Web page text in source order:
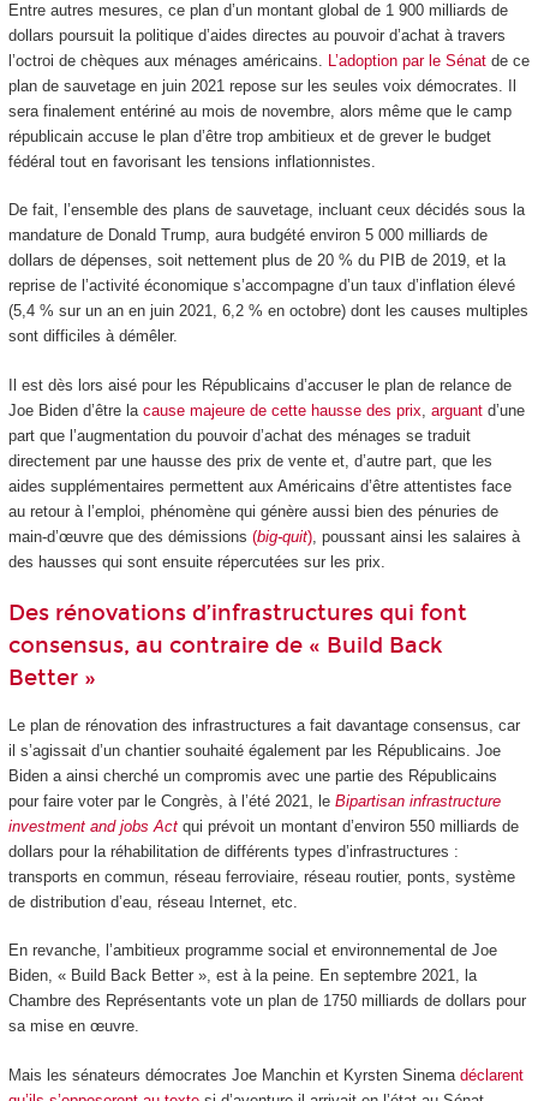
Entre autres mesures, ce plan d’un montant global de 1 900 milliards de
dollars poursuit la politique d’aides directes au pouvoir d’achat à travers
l’octroi de chèques aux ménages américains.
L’adoption par le Sénatde ce
plan de sauvetage en juin 2021 repose sur les seules voix démocrates. Il
sera finalement entériné au mois de novembre, alors même que le camp
républicain accuse le plan d’être trop ambitieux et de grever le budget
fédéral tout en favorisant les tensions inflationnistes.
De fait, l’ensemble des plans de sauvetage, incluant ceux décidés sous la
mandature de Donald Trump, aura budgété environ 5 000 milliards de
dollars de dépenses, soit nettement plus de 20 % du PIB de 2019, et la
reprise de l’activité économique s’accompagne d’un taux d’inflation élevé
(5,4 % sur un an en juin 2021, 6,2 % en octobre) dont les causes multiples
sont difficiles à démêler.
Il est dès lors aisé pour les Républicains d’accuser le plan de relance de
Joe Biden d’être la cause majeure de cette hausse des prix arguantd’une
part que l’augmentation du pouvoir d’achat des ménages se traduit
directement par une hausse des prix de vente et, d’autre part, que les
aides supplémentaires permettent aux Américains d’être attentistes face
au retour à l’emploi, phénomène qui génère aussi bien des pénuries de
main-d’œuvre que des démissions (big-quit), poussant ainsi les salaires à
des hausses qui sont ensuite répercutées sur les prix.
Des rénovations d’infrastructures qui font
consensus, au contraire de « Build Back
Better »
Le plan de rénovation des infrastructures a fait davantage consensus, car
il s’agissait d’un chantier souhaité également par les Républicains. Joe
Biden a ainsi cherché un compromis avec une partie des Républicains
pour faire voter par le Congrès, à l’été 2021, le Bipartisan infrastructure
investment and jobs Actqui prévoit un montant d’environ 550 milliards de
dollars pour la réhabilitation de différents types d’infrastructures :
transports en commun, réseau ferroviaire, réseau routier, ponts, système
de distribution d’eau, réseau Internet, etc.
En revanche, l’ambitieux programme social et environnemental de Joe
Biden, « Build Back Better », est à la peine. En septembre 2021, la
Chambre des Représentants vote un plan de 1750 milliards de dollars pour
sa mise en œuvre.
Mais les sénateurs démocrates Joe Manchin et Kyrsten Sinema déclarent